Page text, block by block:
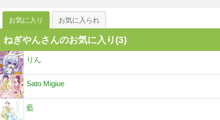
お気に入り お気に入られ
ねぎやんさんのお気に入り(3)
りん
Sato Migiue
藍